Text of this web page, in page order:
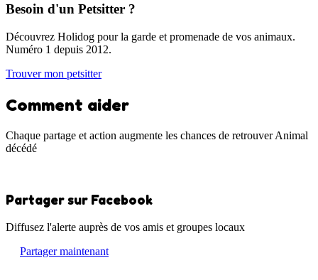
Besoin d'un Petsitter ?
Découvrez Holidog pour la garde et promenade de vos animaux.
Numéro 1 depuis 2012.
Trouver mon petsitter
Comment aider
Chaque partage et action augmente les chances de retrouver Animal
décédé
Partager sur Facebook
Diffusez l'alerte auprès de vos amis et groupes locaux
Partager maintenant